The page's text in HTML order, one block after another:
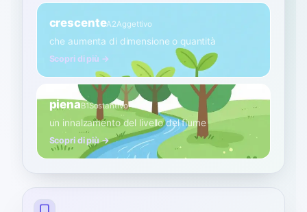
crescenteA2Aggettivo
che aumenta di dimensione o quantità
Scopri di più →
pienaB1Sostantivo
un innalzamento del livello del fiume
Scopri di più →